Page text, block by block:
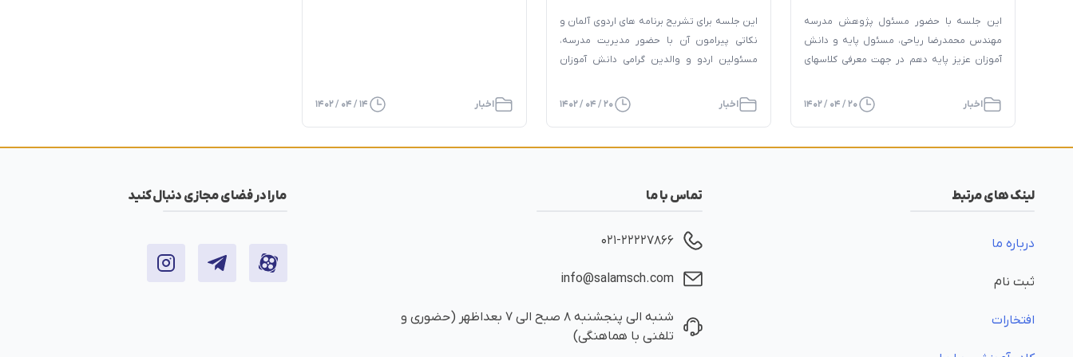
سلام دیباجی
این جلسه با حضور مسئول پژوهش مدرسه
مهندس محمدرضا ریاحی، مسئول پایه و دانش
آموزان عزیز پایه دهم در جهت معرفی کلاسهای
اختراع، برنامه نویسی و رباتیک در سالن اجتماعات
اخبار ۲۰ / ۰۴ / ۱۴۰۲
این جلسه برای تشریح برنامه های اردوی آلمان و
نکاتی پیرامون آن با حضور مدیریت مدرسه،
مسئولین اردو و والدین گرامی دانش آموزان
آموزان جمعه ۲۳ تیر ۱۴۰۲ عازم این اردو برای
اخبار ۲۰ / ۰۴ / ۱۴۰۲ اخبار ۱۴ / ۰۴ / ۱۴۰۲
لینک های مرتبط
درباره ما
ثبت نام
افتخارات
تماس با ما
۰۲۱-۲۲۲۲۷۸۶۶
info@salamsch.com
شنبه الی پنجشنبه ۸ صبح الی ۷ بعداظهر (حضوری و
تلفنی با هماهنگی)
ما را در فضای مجازی دنبال کنید